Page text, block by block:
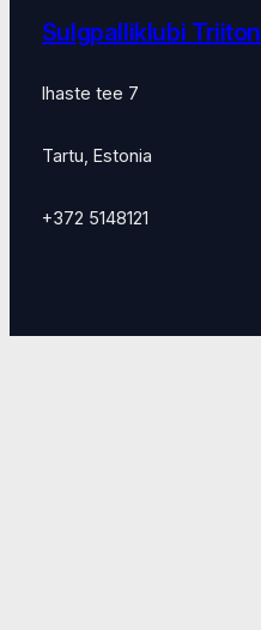
Sulgpalliklubi Triiton
Ihaste tee 7
Tartu, Estonia
+372 5148121